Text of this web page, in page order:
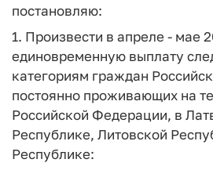
постановляю:
1. Произвести в апреле - мае
единовременную выплату
категориям граждан
постоянно проживающих на
Российской Федерации, в
Республике, Литовской
Республике: